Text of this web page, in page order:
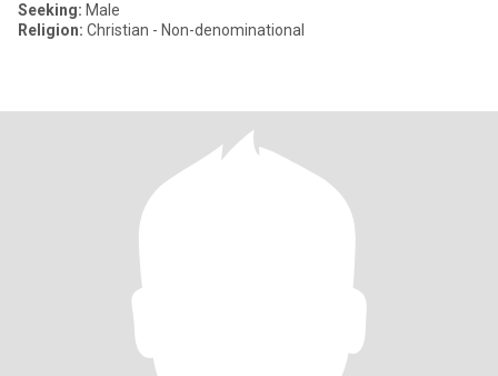
Seeking: Male
Religion: Christian - Non-denominational